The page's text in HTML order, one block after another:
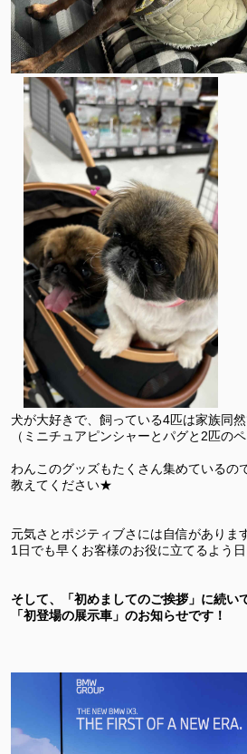
犬が大好きで、飼っている4匹は家族同
（ミニチュアピンシャーとパグと2匹のペ
わんこのグッズもたくさん集めているの
教えてください★
元気さとポジティブさには自信がありま
1日でも早くお客様のお役に立てるよう
そして、「初めましてのご挨拶」に続いて
「初登場の展示車」のお知らせです！